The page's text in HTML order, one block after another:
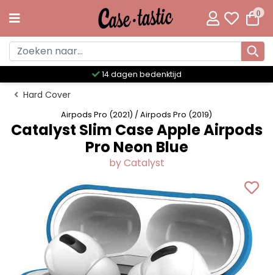
0
Meer dan 300 unieke designs
Hard Cover
Airpods Pro (2021) / Airpods Pro (2019)
Catalyst Slim Case Apple Airpods
Pro Neon Blue
by Catalyst